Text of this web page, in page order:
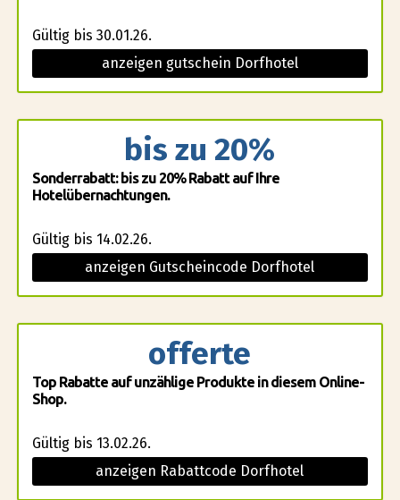
Gültig bis 30.01.26.
anzeigen gutschein Dorfhotel
bis zu 20%
Sonderrabatt: bis zu 20% Rabatt auf Ihre
Hotelübernachtungen.
Gültig bis 14.02.26.
anzeigen Gutscheincode Dorfhotel
offerte
Top Rabatte auf unzählige Produkte in diesem Online-
Shop.
Gültig bis 13.02.26.
anzeigen Rabattcode Dorfhotel